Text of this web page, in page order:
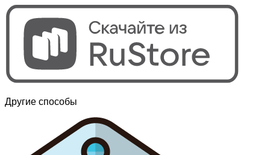
Другие способы